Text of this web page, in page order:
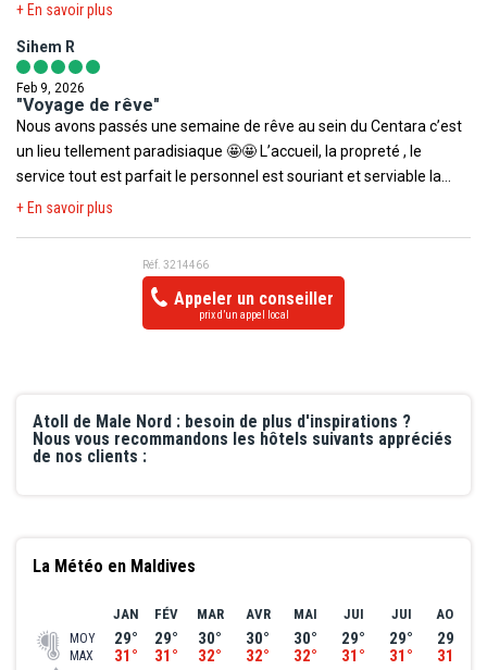
+ En savoir plus
Sihem R
Feb 9, 2026
"Voyage de rêve"
Nous avons passés une semaine de rêve au sein du Centara c’est
un lieu tellement paradisiaque 🤩🤩 L’accueil, la propreté , le
service tout est parfait le personnel est souriant et serviable la
nourriture gastronomique est juste incroyable Nous nous sommes
pilotis une expérience unique 🥰 Une semaine au paradis 🤩🤩
Merci à toute l’équipe du Centara
+ En savoir plus
Réf. 3214466
Appeler un conseiller
prix d’un appel local
Atoll de Male Nord : besoin de plus d'inspirations ?
Nous vous recommandons les hôtels suivants appréciés
de nos clients :
La Météo en Maldives
MOY
MAX
JAN
29°
31°
FÉV
29°
31°
MAR
30°
32°
AVR
30°
32°
MAI
30°
32°
JUI
29°
31°
JUI
29°
31°
AOÛ
29°
31°